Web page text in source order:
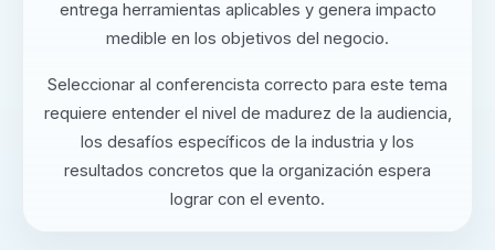
entrega herramientas aplicables y genera impacto
medible en los objetivos del negocio.
Seleccionar al conferencista correcto para este tema
requiere entender el nivel de madurez de la audiencia,
los desafíos específicos de la industria y los
resultados concretos que la organización espera
lograr con el evento.